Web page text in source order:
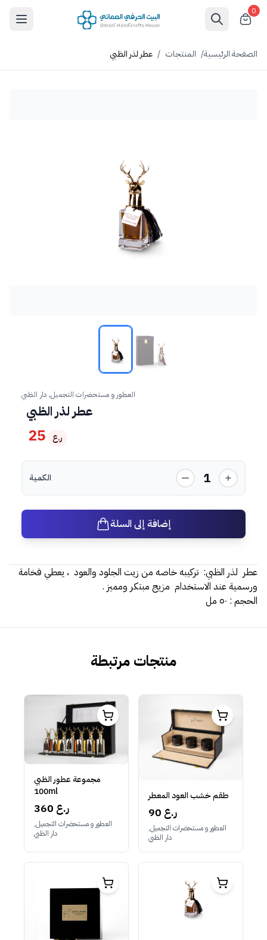
0
الصفحة الرئيسية/ المنتجات / عطر لذر الظبي
العطور و مستحضرات التجميل, دار الظبي
عطر لذر الظبي
25 ر.ع
الكمية 1
إضافة إلى السلة
عطر لذر الظبي: تركيبه خاصه من زيت الجلود والعود ، يعطي فخامة
ورسمية عند الاستخدام مزيج مبتكر ومميز .
الحجم : ٥٠ مل
منتجات مرتبطة
مجموعة عطور الظبي
100ml
360 ر.ع
العطور و مستحضرات التجميل,
دار الظبي
طقم خشب العود المعطر
90 ر.ع
العطور و مستحضرات التجميل,
دار الظبي